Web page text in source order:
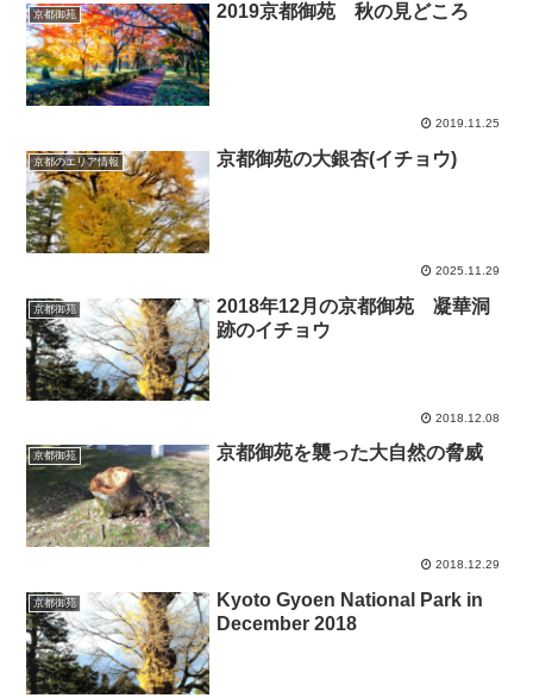
京都御苑 2019京都御苑 秋の見どころ
2019.11.25
京都のエリア情報 京都御苑の大銀杏(イチョウ)
2025.11.29
京都御苑
2018年12月の京都御苑 凝華洞
跡のイチョウ
2018.12.08
京都御苑 京都御苑を襲った大自然の脅威
2018.12.29
京都御苑
Kyoto Gyoen National Park in
December 2018